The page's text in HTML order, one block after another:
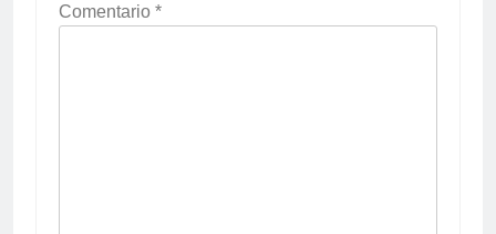
Comentario *